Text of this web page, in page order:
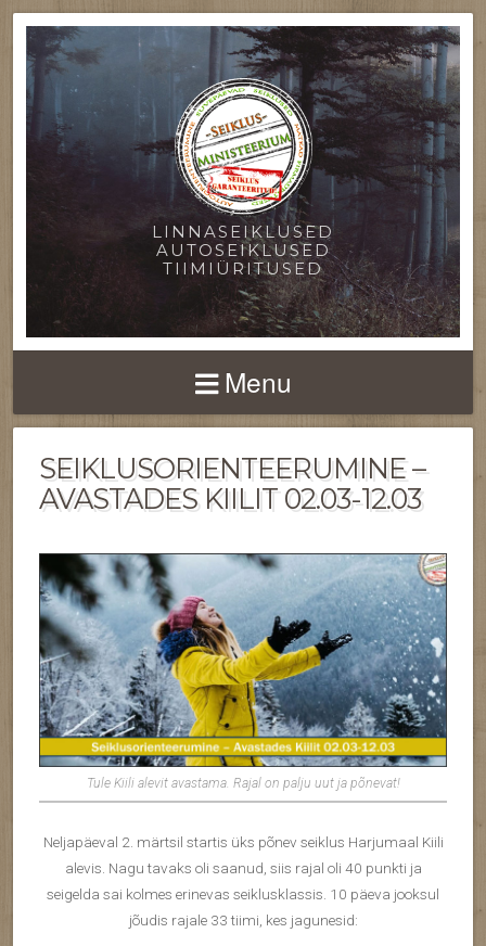
LINNASEIKLUSED
AUTOSEIKLUSED
TIIMIÜRITUSED
Menu
SEIKLUSORIENTEERUMINE –
AVASTADES KIILIT 02.03-12.03
Tule Kiili alevit avastama. Rajal on palju uut ja põnevat!
Neljapäeval 2. märtsil startis üks põnev seiklus Harjumaal Kiili
alevis. Nagu tavaks oli saanud, siis rajal oli 40 punkti ja
seigelda sai kolmes erinevas seiklusklassis. 10 päeva jooksul
jõudis rajale 33 tiimi, kes jagunesid: